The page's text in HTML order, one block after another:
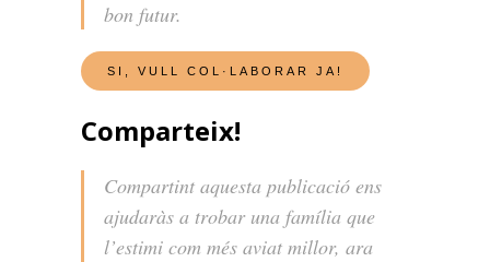
bon futur.
Comparteix!
Compartint aquesta publicació ens
ajudaràs a trobar una família que
l’estimi com més aviat millor, ara